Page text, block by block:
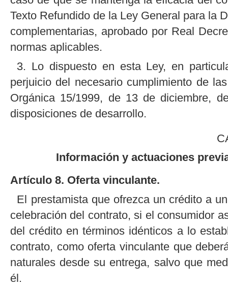
Texto Refundido de la Ley General para la
complementarias, aprobado por Real
normas aplicables.
3. Lo dispuesto en esta Ley, en
perjuicio del necesario cumplimiento de
Orgánica 15/1999, de 13 de diciembre,
disposiciones de desarrollo.
Información y actuaciones
Artículo 8. Oferta vinculante.
El prestamista que ofrezca un crédito a
celebración del contrato, si el consumidor
del crédito en términos idénticos a lo
contrato, como oferta vinculante que
naturales desde su entrega, salvo que
él.